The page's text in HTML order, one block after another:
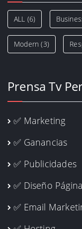
ALL (6)
Modern (3)
Prensa Tv
✅ Marketing
✅ Ganancias
✅ Publicidades
✅ Diseño
✅ Email